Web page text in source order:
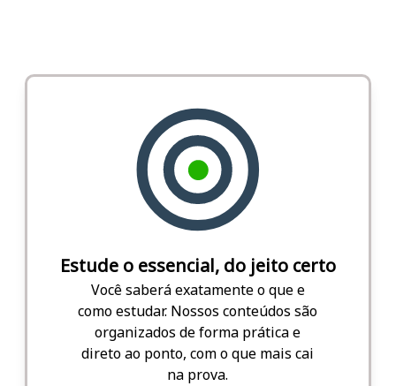
Estude o essencial, do jeito certo
Você saberá exatamente o que e
como estudar. Nossos conteúdos são
organizados de forma prática e
direto ao ponto, com o que mais cai
na prova.